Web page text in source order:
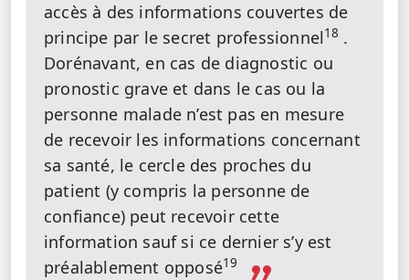
accès à des informations couvertes de
principe par le secret professionnel18 .
Dorénavant, en cas de diagnostic ou
pronostic grave et dans le cas ou la
personne malade n’est pas en mesure
de recevoir les informations concernant
sa santé, le cercle des proches du
patient (y compris la personne de
confiance) peut recevoir cette
information sauf si ce dernier s’y est
préalablement opposé19